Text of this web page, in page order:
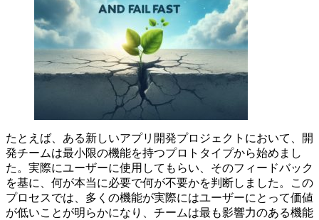
たとえば、ある新しいアプリ開発プロジェクトにおいて、開
発チームは最小限の機能を持つプロトタイプから始めまし
た。実際にユーザーに使用してもらい、そのフィードバック
を基に、何が本当に必要で何が不要かを判断しました。この
プロセスでは、多くの機能が実際にはユーザーにとって価値
が低いことが明らかになり、チームは最も影響力のある機能